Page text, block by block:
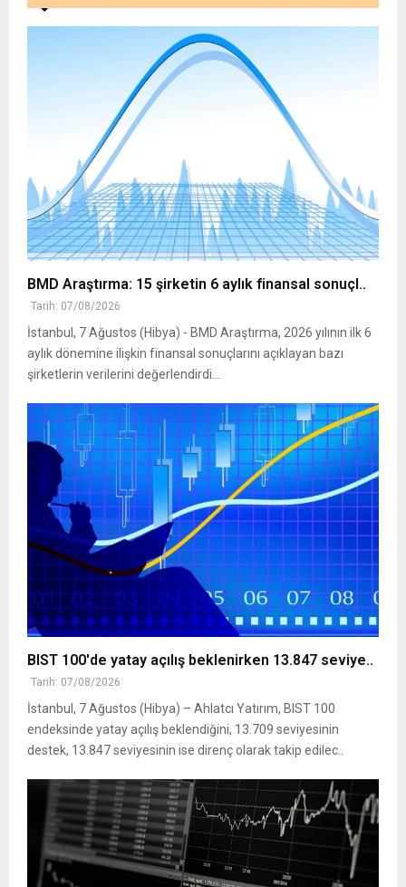
BMD Araştırma: 15 şirketin 6 aylık finansal sonuçl..
Tarih: 07/08/2026
İstanbul, 7 Ağustos (Hibya) - BMD Araştırma, 2026 yılının ilk 6
aylık dönemine ilişkin finansal sonuçlarını açıklayan bazı
şirketlerin verilerini değerlendirdi...
BIST 100'de yatay açılış beklenirken 13.847 seviye..
Tarih: 07/08/2026
İstanbul, 7 Ağustos (Hibya) – Ahlatcı Yatırım, BIST 100
endeksinde yatay açılış beklendiğini, 13.709 seviyesinin
destek, 13.847 seviyesinin ise direnç olarak takip edilec..